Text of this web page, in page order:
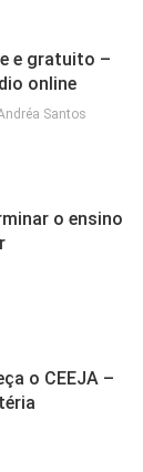
e gratuito –
online
Santos
o ensino
o CEEJA –